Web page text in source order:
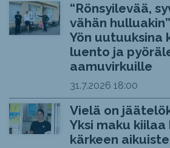
“Rönsyilevää,
vähän
Yön uutuuksina
luento ja
aamuvirkuille
31.7.2026 18:00
Vielä on
Yksi maku
kärkeen